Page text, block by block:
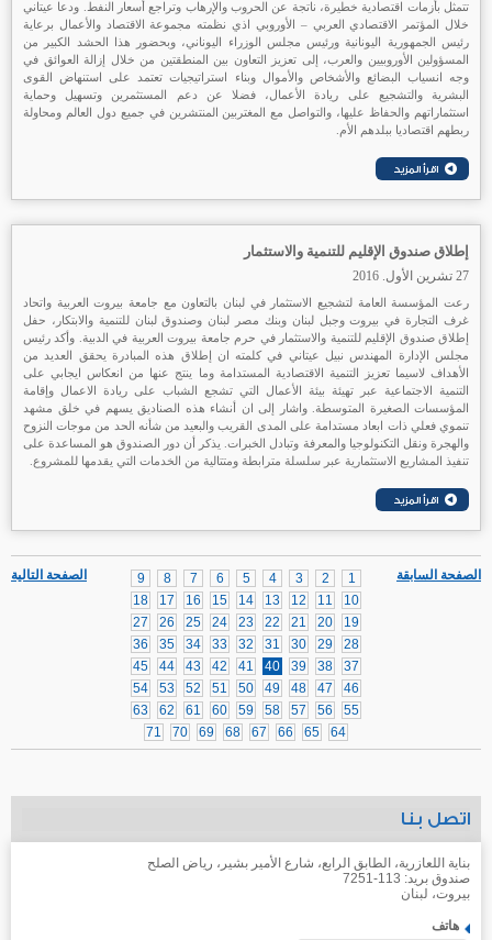
تتمثل بأزمات اقتصادية خطيرة، ناتجة عن الحروب والإرهاب وتراجع أسعار النفط. ودعا عيتاني
خلال المؤتمر الاقتصادي العربي – الأوروبي اذي نظمته مجموعة الاقتصاد والأعمال برعاية
رئيس الجمهورية اليونانية ورئيس مجلس الوزراء اليوناني، وبحضور هذا الحشد الكبير من
المسؤولين الأوروبيين والعرب، إلى تعزيز التعاون بين المنطقتين من خلال إزالة العوائق في
وجه انسياب البضائع والأشخاص والأموال وبناء استراتيجيات تعتمد على استنهاض القوى
البشرية والتشجيع على ريادة الأعمال، فضلا عن دعم المستثمرين وتسهيل وحماية
استثماراتهم والحفاظ عليها، والتواصل مع المغتربين المنتشرين في جميع دول العالم ومحاولة
ربطهم اقتصاديا ببلدهم الأم.
إطلاق صندوق الإقليم للتنمية والاستثمار
27 تشرين الأول. 2016
رعت المؤسسة العامة لتشجيع الاستثمار في لبنان بالتعاون مع جامعة بيروت العربية واتحاد
غرف التجارة في بيروت وجبل لبنان وبنك مصر لبنان وصندوق لبنان للتنمية والابتكار، حفل
إطلاق صندوق الإقليم للتنمية والاستثمار في حرم جامعة بيروت العربية في الدبية. وأكد رئيس
مجلس الإدارة المهندس نبيل عيتاني في كلمته ان إطلاق هذه المبادرة يحقق العديد من
الأهداف لاسيما تعزيز التنمية الاقتصادية المستدامة وما ينتج عنها من انعكاس ايجابي على
التنمية الاجتماعية عبر تهيئة بيئة الأعمال التي تشجع الشباب على ريادة الاعمال وإقامة
المؤسسات الصغيرة المتوسطة. واشار إلى ان أنشاء هذه الصناديق يسهم في خلق مشهد
تنموي فعلي ذات ابعاد مستدامة على المدى القريب والبعيد من شأنه الحد من موجات النزوح
والهجرة ونقل التكنولوجيا والمعرفة وتبادل الخبرات. يذكر أن دور الصندوق هو المساعدة على
تنفيذ المشاريع الاستثمارية عبر سلسلة مترابطة ومتتالية من الخدمات التي يقدمها للمشروع.
الصفحة التالية 1
2
3
4
5
6
7
8
9
10
11
12
13
14
15
16
17
18
19
20
21
22
23
24
25
26
27
28
29
30
31
32
33
34
35
36
37
38
39
40
41
42
43
44
45
46
47
48
49
50
51
52
53
54
55
56
57
58
59
60
61
62
63
64
65
66
67
68
69
70
71
الصفحة السابقة
اتصل بنا
بناية اللعازرية، الطابق الرابع، شارع الأمير بشير، رياض الصلح
صندوق بريد: 113-7251
بيروت، لبنان
هاتف